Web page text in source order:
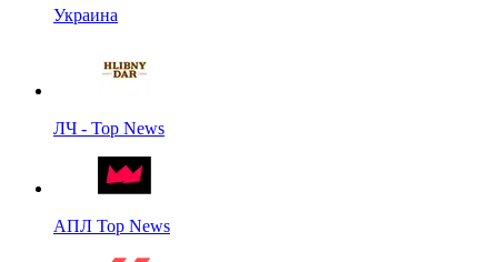
Украина
ЛЧ - Top News
АПЛ Top News